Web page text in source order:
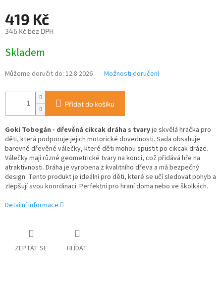
419 Kč
346 Kč bez DPH
cena:
Skladem
Můžeme doručit do: 12.8.2026 Možnosti doručení
Přidat do košíku
Goki Tobogán - dřevěná cikcak dráha s tvaryje skvělá hračka pro
děti, která podporuje jejich motorické dovednosti. Sada obsahuje
barevné dřevěné válečky, které děti mohou spustit po cikcak dráze.
Válečky mají různé geometrické tvary na konci, což přidává hře na
atraktivnosti. Dráha je vyrobena z kvalitního dřeva a má bezpečný
design. Tento produkt je ideální pro děti, které se učí sledovat pohyb a
zlepšují svou koordinaci. Perfektní pro hraní doma nebo ve školkách.
Detailní informace
ZEPTAT SE HLÍDAT